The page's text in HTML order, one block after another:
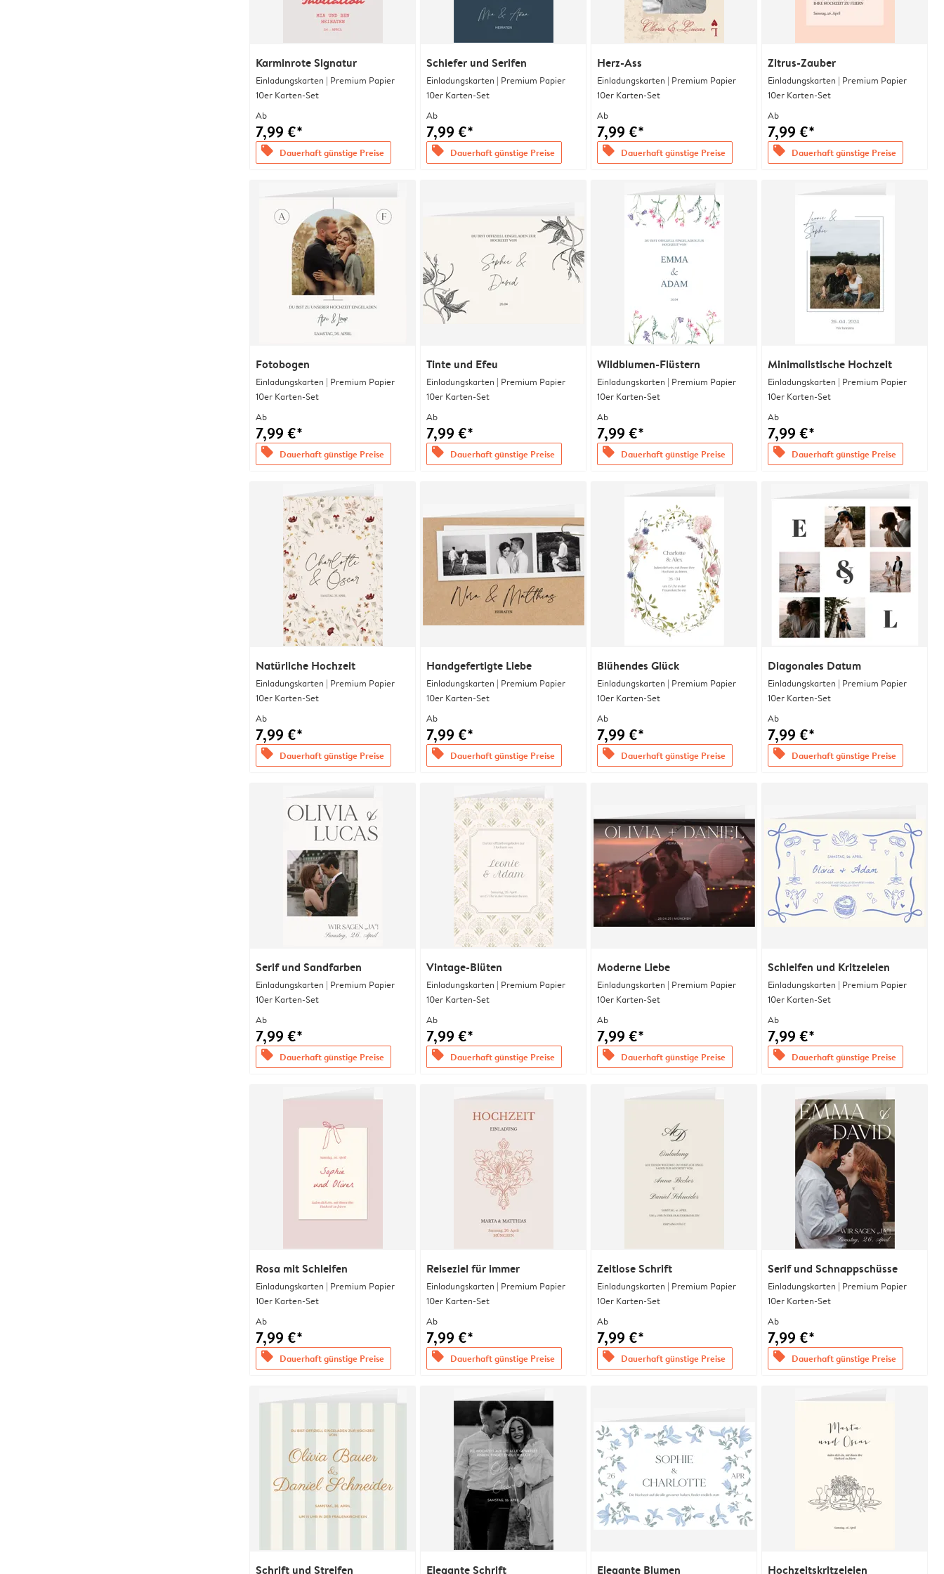
Karminrote Signatur
Einladungskarten | Premium Papier
10er Karten-Set
Ab
7,99 €*
offers Dauerhaft günstige Preise
Schiefer und Serifen
Einladungskarten | Premium Papier
10er Karten-Set
Ab
7,99 €*
offers Dauerhaft günstige Preise
Herz-Ass
Einladungskarten | Premium Papier
10er Karten-Set
Ab
7,99 €*
offers Dauerhaft günstige Preise
Zitrus-Zauber
Einladungskarten | Premium Papier
10er Karten-Set
Ab
7,99 €*
offers Dauerhaft günstige Preise
Fotobogen
Einladungskarten | Premium Papier
10er Karten-Set
Ab
7,99 €*
offers Dauerhaft günstige Preise
Tinte und Efeu
Einladungskarten | Premium Papier
10er Karten-Set
Ab
7,99 €*
offers Dauerhaft günstige Preise
Wildblumen-Flüstern
Einladungskarten | Premium Papier
10er Karten-Set
Ab
7,99 €*
offers Dauerhaft günstige Preise
Minimalistische Hochzeit
Einladungskarten | Premium Papier
10er Karten-Set
Ab
7,99 €*
offers Dauerhaft günstige Preise
Natürliche Hochzeit
Einladungskarten | Premium Papier
10er Karten-Set
Ab
7,99 €*
offers Dauerhaft günstige Preise
Handgefertigte Liebe
Einladungskarten | Premium Papier
10er Karten-Set
Ab
7,99 €*
offers Dauerhaft günstige Preise
Blühendes Glück
Einladungskarten | Premium Papier
10er Karten-Set
Ab
7,99 €*
offers Dauerhaft günstige Preise
Diagonales Datum
Einladungskarten | Premium Papier
10er Karten-Set
Ab
7,99 €*
offers Dauerhaft günstige Preise
Serif und Sandfarben
Einladungskarten | Premium Papier
10er Karten-Set
Ab
7,99 €*
offers Dauerhaft günstige Preise
Vintage-Blüten
Einladungskarten | Premium Papier
10er Karten-Set
Ab
7,99 €*
offers Dauerhaft günstige Preise
Moderne Liebe
Einladungskarten | Premium Papier
10er Karten-Set
Ab
7,99 €*
offers Dauerhaft günstige Preise
Schleifen und Kritzeleien
Einladungskarten | Premium Papier
10er Karten-Set
Ab
7,99 €*
offers Dauerhaft günstige Preise
Rosa mit Schleifen
Einladungskarten | Premium Papier
10er Karten-Set
Ab
7,99 €*
offers Dauerhaft günstige Preise
Reiseziel für immer
Einladungskarten | Premium Papier
10er Karten-Set
Ab
7,99 €*
offers Dauerhaft günstige Preise
Zeitlose Schrift
Einladungskarten | Premium Papier
10er Karten-Set
Ab
7,99 €*
offers Dauerhaft günstige Preise
Serif und Schnappschüsse
Einladungskarten | Premium Papier
10er Karten-Set
Ab
7,99 €*
offers Dauerhaft günstige Preise
Schrift und Streifen Elegante Schrift Elegante Blumen Hochzeitskritzeleien